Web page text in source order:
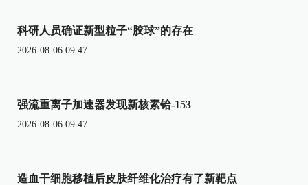
科研人员确证新型粒子“胶球”的存在
2026-08-06 09:47
强流重离子加速器发现新核素铪-153
2026-08-06 09:47
造血干细胞移植后皮肤纤维化治疗有了新靶点